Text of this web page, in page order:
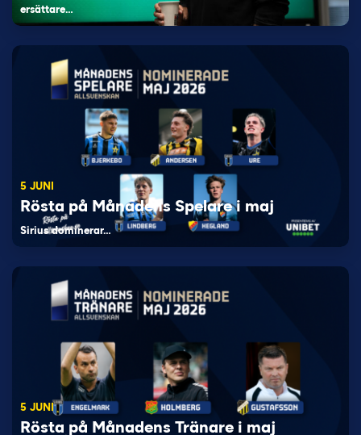
ersättare…
5 JUNI
Rösta på Månadens Spelare i maj
Sirius dominerar…
5 JUNI
Rösta på Månadens Tränare i maj